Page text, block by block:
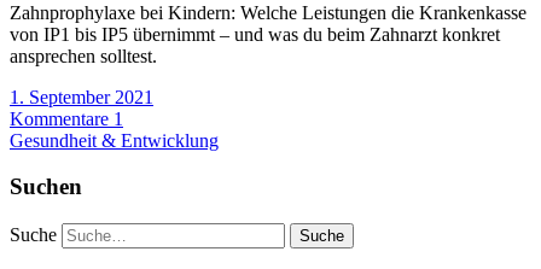
Zahnprophylaxe bei Kindern: Welche Leistungen die Krankenkasse
von IP1 bis IP5 übernimmt – und was du beim Zahnarzt konkret
ansprechen solltest.
1. September 2021
Kommentare 1
Gesundheit & Entwicklung
Suchen
Suche